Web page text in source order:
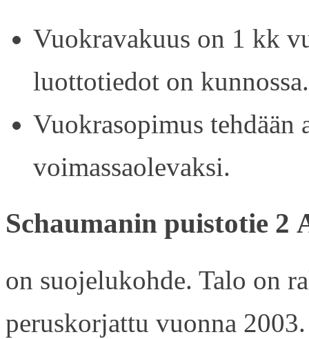
Vuokravakuus on 1 kk
luottotiedot on kunnossa.
Vuokrasopimus tehdään
voimassaolevaksi.
Schaumanin puistotie 2
on suojelukohde. Talo on
peruskorjattu vuonna 2003.